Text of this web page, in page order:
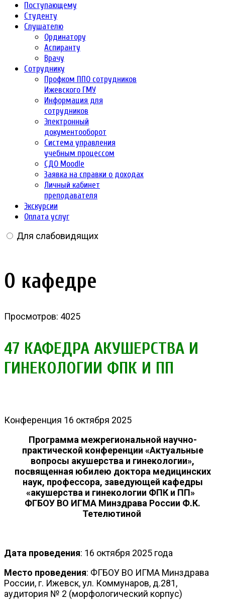
Поступающему
Студенту
Слушателю
Ординатору
Аспиранту
Врачу
Сотруднику
Профком ППО сотрудников
Ижевского ГМУ
Информация для
сотрудников
Электронный
документооборот
Система управления
учебным процессом
СДО Moodle
Заявка на справки о доходах
Личный кабинет
преподавателя
Экскурсии
Оплата услуг
Для слабовидящих
О кафедре
Просмотров: 4025
47 КАФЕДРА АКУШЕРСТВА И
ГИНЕКОЛОГИИ ФПК И ПП
Конференция 16 октября 2025
Программа межрегиональной научно-
практической конференции «Актуальные
вопросы акушерства и гинекологии»,
посвященная юбилею доктора медицинских
наук, профессора, заведующей кафедры
«акушерства и гинекологии ФПК и ПП»
ФГБОУ ВО ИГМА Минздрава России Ф.К.
Тетелютиной
Дата проведения: 16 октября 2025 года
Место проведения: ФГБОУ ВО ИГМА Минздрава
России, г. Ижевск, ул. Коммунаров, д.281,
аудитория № 2 (морфологический корпус)